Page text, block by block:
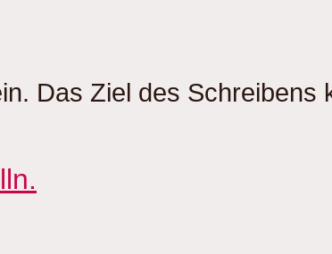
Das Ziel des Schreibens